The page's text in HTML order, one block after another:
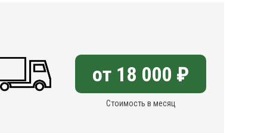
Стоимость в месяц
от 18 000 ₽